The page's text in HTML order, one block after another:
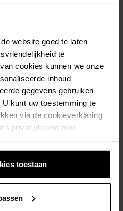
website goed te laten
te
cookies kunnen we onze
inhoud
gegevens gebruiken
kunt uw toestemming te
via de cookieverklaring
privacybeleid hier
toestaan
Merino Tencel Hyper Map
T-Shirt
€79,95
(3)
Summer Sale
% %
Performance Light Base
Layer Singlet
€31,95€39,95
(1)